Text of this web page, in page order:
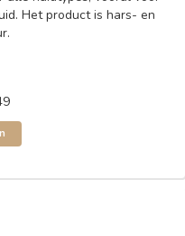
Het product is hars- en